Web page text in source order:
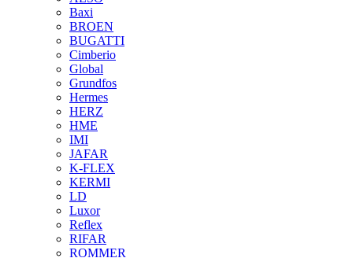
Baxi
BROEN
BUGATTI
Cimberio
Global
Grundfos
Hermes
HERZ
HME
IMI
JAFAR
K-FLEX
KERMI
LD
Luxor
Reflex
RIFAR
ROMMER